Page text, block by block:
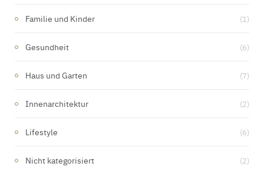
Familie und Kinder (1)
Gesundheit (6)
Haus und Garten (7)
Innenarchitektur (2)
Lifestyle (6)
Nicht kategorisiert (2)